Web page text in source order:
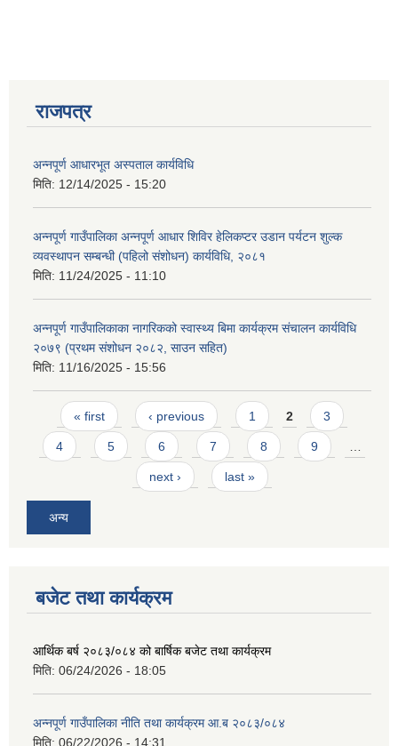
राजपत्र
अन्नपूर्ण आधारभूत अस्पताल कार्यविधि
मिति: 12/14/2025 - 15:20
अन्नपूर्ण गाउँपालिका अन्नपूर्ण आधार शिविर हेलिकप्टर उडान पर्यटन शुल्क
व्यवस्थापन सम्बन्धी (पहिलो संशोधन) कार्यविधि, २०८१
मिति: 11/24/2025 - 11:10
अन्नपूर्ण गाउँपालिकाका नागरिकको स्वास्थ्य बिमा कार्यक्रम संचालन कार्यविधि
२०७९ (प्रथम संशोधन २०८२, साउन सहित)
मिति: 11/16/2025 - 15:56
Pages
« first ‹ previous 1 2 3
4 5 6 7 8 9
next › last »
अन्य
बजेट तथा कार्यक्रम
आर्थिक बर्ष २०८३/०८४ को बार्षिक बजेट तथा कार्यक्रम
मिति: 06/24/2026 - 18:05
अन्नपूर्ण गाउँपालिका नीति तथा कार्यक्रम आ.ब २०८३/०८४
मिति: 06/22/2026 - 14:31